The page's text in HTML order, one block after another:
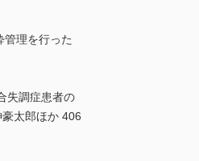
管理を行った
失調症患者の
太郎ほか 406